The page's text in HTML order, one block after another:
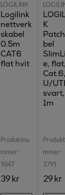
LOGILINK
Logilink
nettverk
skabel
0.5m
CAT6
flat hvit
Produktnu
mmer:
5047
39 kr
K
bel
e, flat,
Cat.6,
U/
svart,
1m
mmer:
3791
29 kr